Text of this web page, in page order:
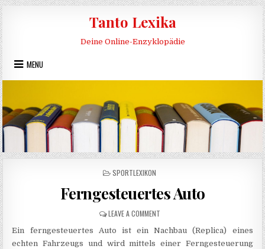
Skip to content
Tanto Lexika
Deine Online-Enzyklopädie
MENU
POSTED IN
SPORTLEXIKON
Ferngesteuertes Auto
LEAVE A COMMENTON FERNGESTEUERTES AUTO
Ein ferngesteuertes Auto ist ein Nachbau (Replica) eines
echten Fahrzeugs und wird mittels einer Ferngesteuerung